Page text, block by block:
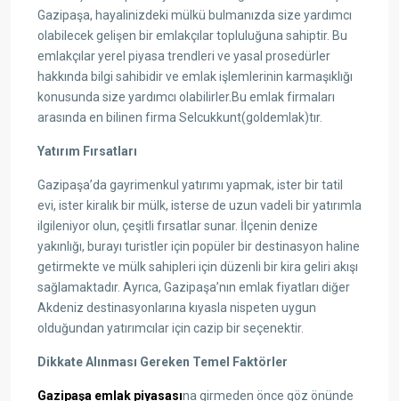
Gazipaşa, hayalinizdeki mülkü bulmanızda size yardımcı
olabilecek gelişen bir emlakçılar topluluğuna sahiptir. Bu
emlakçılar yerel piyasa trendleri ve yasal prosedürler
hakkında bilgi sahibidir ve emlak işlemlerinin karmaşıklığı
konusunda size yardımcı olabilirler.Bu emlak firmaları
arasında en bilinen firma Selcukkunt(goldemlak)tır.
Yatırım Fırsatları
Gazipaşa’da gayrimenkul yatırımı yapmak, ister bir tatil
evi, ister kiralık bir mülk, isterse de uzun vadeli bir yatırımla
ilgileniyor olun, çeşitli fırsatlar sunar. İlçenin denize
yakınlığı, burayı turistler için popüler bir destinasyon haline
getirmekte ve mülk sahipleri için düzenli bir kira geliri akışı
sağlamaktadır. Ayrıca, Gazipaşa’nın emlak fiyatları diğer
Akdeniz destinasyonlarına kıyasla nispeten uygun
olduğundan yatırımcılar için cazip bir seçenektir.
Dikkate Alınması Gereken Temel Faktörler
Gazipaşa emlak piyasasına girmeden önce göz önünde